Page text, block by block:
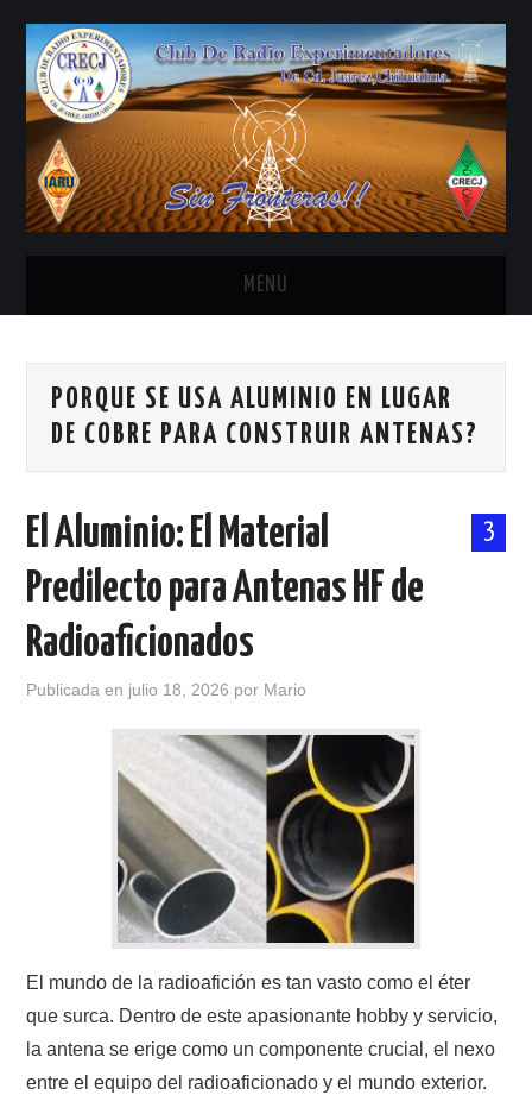
MENU
ANTENAS Y ACCESORIOS
BANDA CIVIL
CONTACTO
HISTORIA DE LA RADIO
LA PULGA MERCANTE
LITERATURA DE LA RADIO
MIEMBROS ORIGINALES
MODOS DIGITALES
MORSE CW APRENDE Y MAS
NUESTRAS ACTIVIDADES !
PORQUE SE USA ALUMINIO EN LUGAR
DE COBRE PARA CONSTRUIR ANTENAS?
3
El Aluminio: El Material
Predilecto para Antenas HF de
Radioaficionados
Publicada en julio 18, 2026 por Mario
El mundo de la radioafición es tan vasto como el éter
que surca. Dentro de este apasionante hobby y servicio,
la antena se erige como un componente crucial, el nexo
entre el equipo del radioaficionado y el mundo exterior.